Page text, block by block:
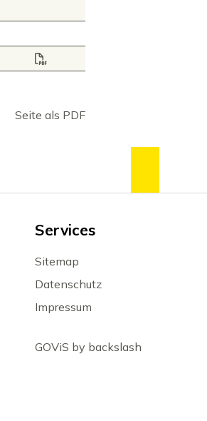
Seite als PDF
Services
Sitemap
Datenschutz
Impressum
GOViS by backslash